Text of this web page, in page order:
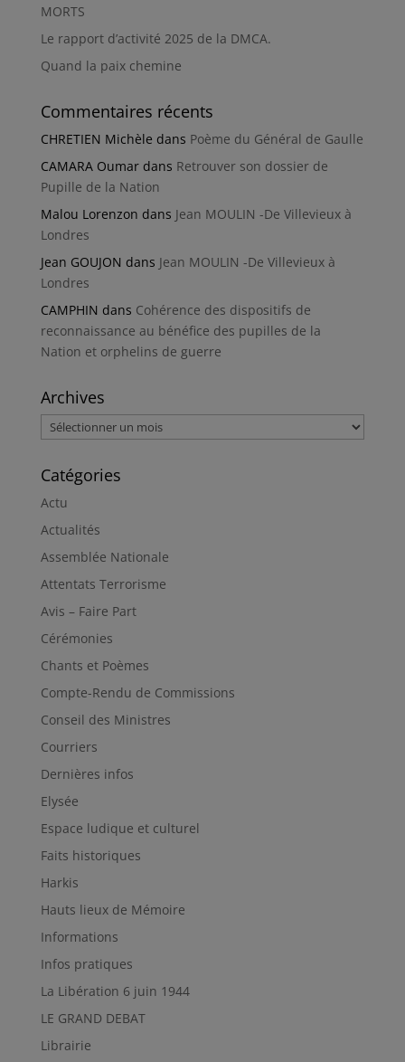
MORTS
Le rapport d’activité 2025 de la DMCA.
Quand la paix chemine
Commentaires récents
CHRETIEN Michèle dans Poème du Général de Gaulle
CAMARA Oumardans Retrouver son dossier de
Pupille de la Nation
Malou Lorenzon dans Jean MOULIN -De Villevieux à
Londres
Jean GOUJON dans Jean MOULIN -De Villevieux à
Londres
CAMPHIN dans Cohérence des dispositifs de
reconnaissance au bénéfice des pupilles de la
Nation et orphelins de guerre
Archives
Archives
Catégories
Actu
Actualités
Assemblée Nationale
Attentats Terrorisme
Avis – Faire Part
Cérémonies
Chants et Poèmes
Compte-Rendu de Commissions
Conseil des Ministres
Courriers
Dernières infos
Elysée
Espace ludique et culturel
Faits historiques
Harkis
Hauts lieux de Mémoire
Informations
Infos pratiques
La Libération 6 juin 1944
LE GRAND DEBAT
Librairie